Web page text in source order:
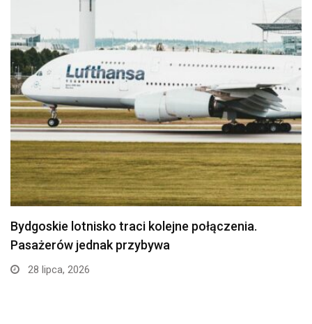
Politechnika Bydgoska przejęła stajnię w
Myślęcinku. Studenci weterynarii…
24 lipca, 2026